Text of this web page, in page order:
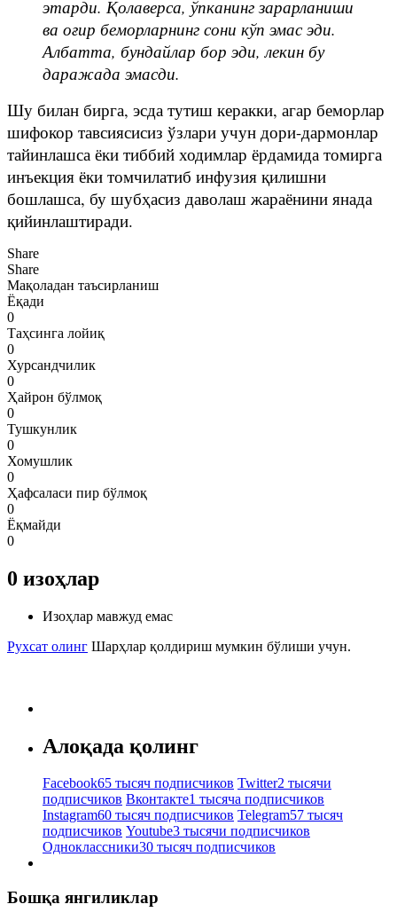
этарди. Қолаверса, ўпканинг зарарланиши
ва оғир беморларнинг сони кўп эмас эди.
Албатта, бундайлар бор эди, лекин бу
даражада эмасди.
Шу билан бирга, эсда тутиш керакки, агар беморлар
шифокор тавсиясисиз ўзлари учун дори-дармонлар
тайинлашса ёки тиббий ходимлар ёрдамида томирга
инъекция ёки томчилатиб инфузия қилишни
бошлашса, бу шубҳасиз даволаш жараёнини янада
қийинлаштиради.
Share
Share
Мақоладан таъсирланиш
Ёқади
0
Таҳсинга лойиқ
0
Хурсандчилик
0
Ҳайрон бўлмоқ
0
Тушкунлик
0
Хомушлик
0
Ҳафсаласи пир бўлмоқ
0
Ёқмайди
0
0 изоҳлар
Изоҳлар мавжуд емас
Рухсат олинг Шарҳлар қолдириш мумкин бўлиши учун.
Алоқада қолинг
Facebook65 тысяч подписчиков Twitter2 тысячи
подписчиков Вконтакте1 тысяча подписчиков
Instagram60 тысяч подписчиков Telegram57 тысяч
подписчиков Youtube3 тысячи подписчиков
Одноклассники30 тысяч подписчиков
Бошқа янгиликлар